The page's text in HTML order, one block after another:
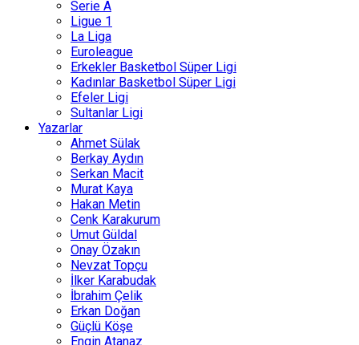
Serie A
Ligue 1
La Liga
Euroleague
Erkekler Basketbol Süper Ligi
Kadınlar Basketbol Süper Ligi
Efeler Ligi
Sultanlar Ligi
Yazarlar
Ahmet Sülak
Berkay Aydın
Serkan Macit
Murat Kaya
Hakan Metin
Cenk Karakurum
Umut Güldal
Onay Özakın
Nevzat Topçu
İlker Karabudak
İbrahim Çelik
Erkan Doğan
Güçlü Köşe
Engin Atanaz